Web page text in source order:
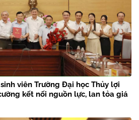
viên Trường Đại học Thủy lợi
kết nối nguồn lực, lan tỏa giá